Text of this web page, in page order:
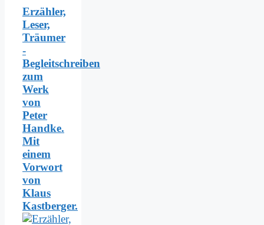
Erzähler,
Leser,
Träumer
-
Begleitschreiben
zum
Werk
von
Peter
Handke.
Mit
einem
Vorwort
von
Klaus
Kastberger.